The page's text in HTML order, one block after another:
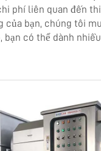
phí liên quan đến
của bạn, chúng tôi
bạn có thể dành